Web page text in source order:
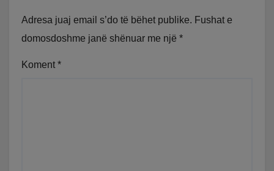
Adresa juaj email s’do të bëhet publike. Fushat e
domosdoshme janë shënuar me një *
Koment *